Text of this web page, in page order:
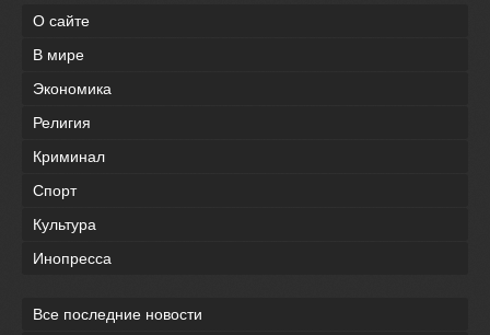
О сайте
В мире
Экономика
Религия
Криминал
Спорт
Культура
Инопресса
Все последние новости